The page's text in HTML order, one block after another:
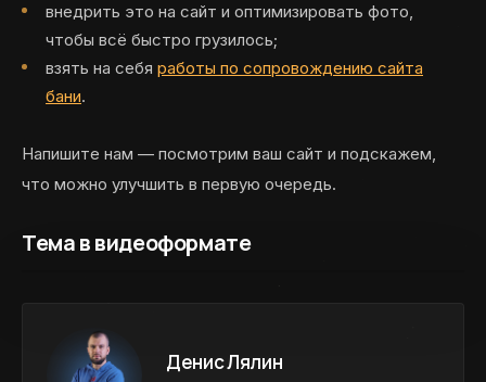
внедрить это на сайт и оптимизировать фото,
чтобы всё быстро грузилось;
взять на себя работы по сопровождению сайта
бани.
Напишите нам — посмотрим ваш сайт и подскажем,
что можно улучшить в первую очередь.
Тема в видеоформате
Денис Лялин